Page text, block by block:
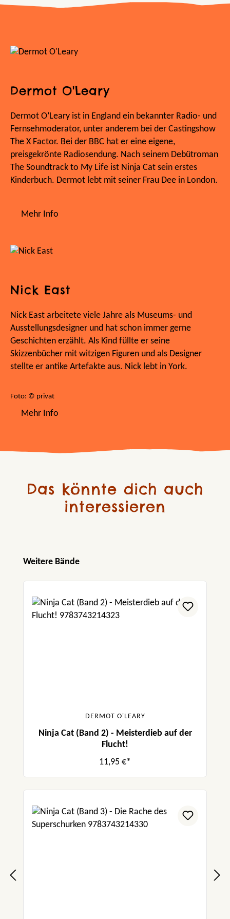
Dermot O'Leary
Dermot O’Leary ist in England ein bekannter Radio- und
Fernsehmoderator, unter anderem bei der Castingshow
The X Factor. Bei der BBC hat er eine eigene,
preisgekrönte Radiosendung. Nach seinem Debütroman
The Soundtrack to My Life ist Ninja Cat sein erstes
Kinderbuch. Dermot lebt mit seiner Frau Dee in London.
Mehr Info
Nick East
Nick East arbeitete viele Jahre als Museums- und
Ausstellungsdesigner und hat schon immer gerne
Geschichten erzählt. Als Kind füllte er seine
Skizzenbücher mit witzigen Figuren und als Designer
stellte er antike Artefakte aus. Nick lebt in York.
Foto: © privat
Mehr Info
Das könnte dich auch
interessieren
Produktgalerie überspringen
Weitere Bände
DERMOT O'LEARY
Ninja Cat (Band 2) - Meisterdieb auf der
Flucht!
11,95 €*